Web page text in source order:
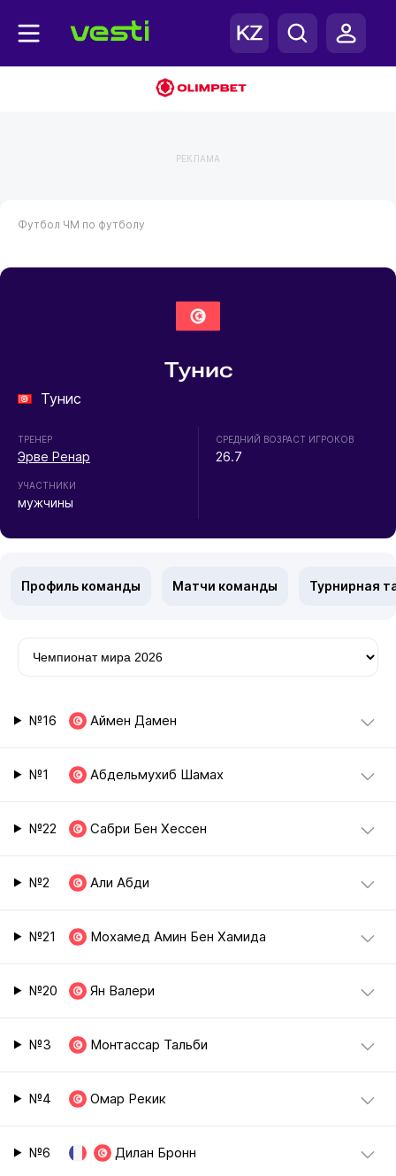
РЕКЛАМА
Футбол ЧМ по футболу
Тунис
Тунис
ТРЕНЕР
Эрве Ренар
УЧАСТНИКИ
мужчины
СРЕДНИЙ ВОЗРАСТ ИГРОКОВ
26.7
Профиль команды Матчи команды Турнирная
№16 Аймен Дамен
№1 Абдельмухиб Шамах
№22 Сабри Бен Хессен
№2 Али Абди
№21 Мохамед Амин Бен Хамида
№20 Ян Валери
№3 Монтассар Тальби
№4 Омар Рекик
№6 Дилан Бронн